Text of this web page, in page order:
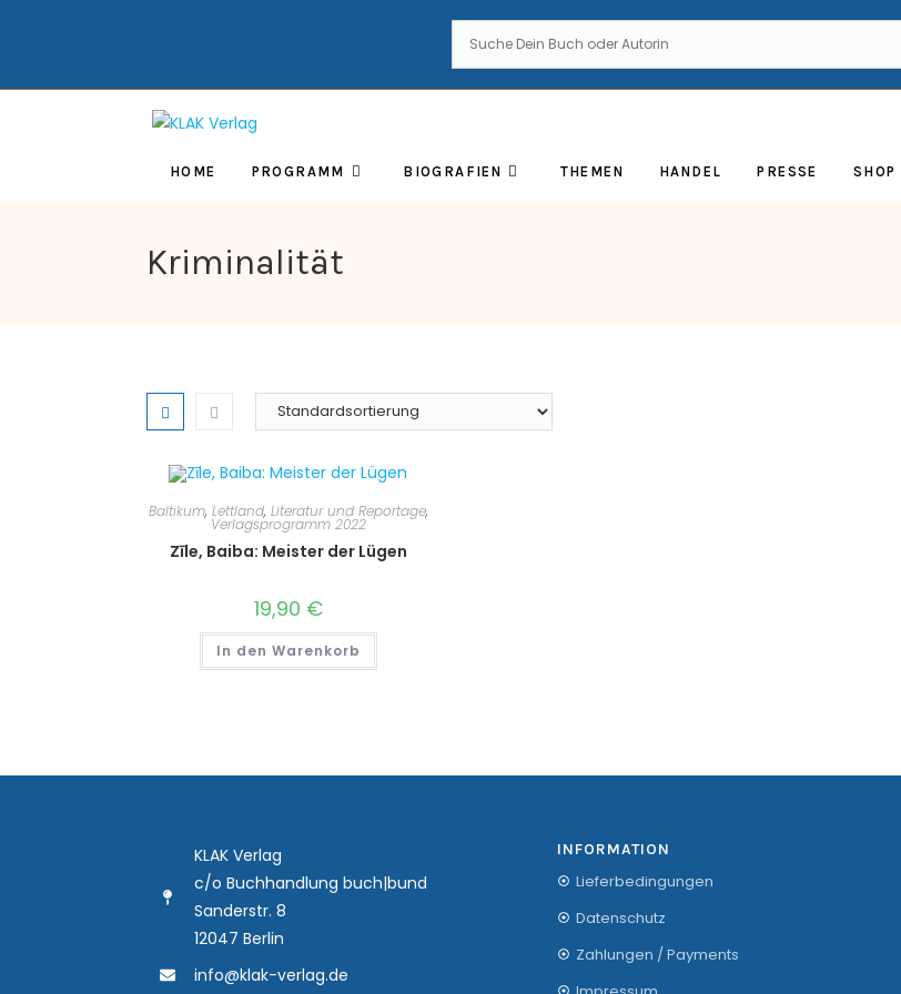
HOME PROGRAMM BIOGRAFIEN THEMEN HANDEL PRESSE SHOP
Kriminalität
Baltikum, Lettland, Literatur und Reportage,
Verlagsprogramm 2022
Zīle, Baiba: Meister der Lügen
19,90 €
In den Warenkorb
KLAK Verlag
c/o Buchhandlung buch|bund
Sanderstr. 8
12047 Berlin
info@klak-verlag.de
INFORMATION
Lieferbedingungen
Datenschutz
Zahlungen / Payments